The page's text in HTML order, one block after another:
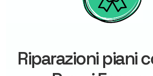
Riparazioni piani